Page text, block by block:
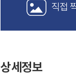
직접
상세정보